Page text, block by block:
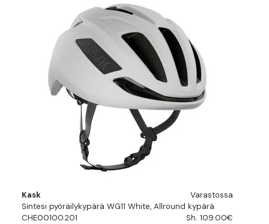
Kask
Varastossa
Sintesi pyöräilykypärä WG11 White, Allround kypärä
CHE00100.201
Sh. 109.00€